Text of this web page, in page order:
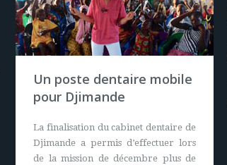
Un poste dentaire mobile
pour Djimande
La finalisation du cabinet dentaire de
Djimande a permis d’effectuer lors
de la mission de décembre plus de